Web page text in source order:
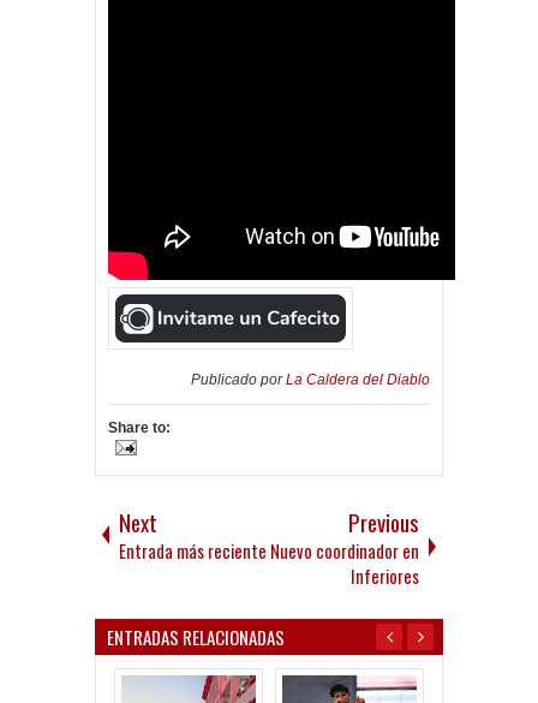
Publicado porLa Caldera del Diablo
Share to:
Next
Entrada más reciente
Previous
Nuevo coordinador en
Inferiores
ENTRADAS RELACIONADAS